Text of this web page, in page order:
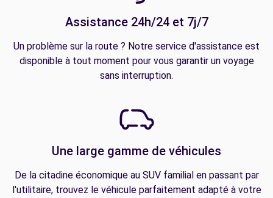
Assistance 24h/24 et 7j/7
Un problème sur la route ? Notre service d'assistance est
disponible à tout moment pour vous garantir un voyage
sans interruption.
Une large gamme de véhicules
De la citadine économique au SUV familial en passant par
l'utilitaire, trouvez le véhicule parfaitement adapté à votre